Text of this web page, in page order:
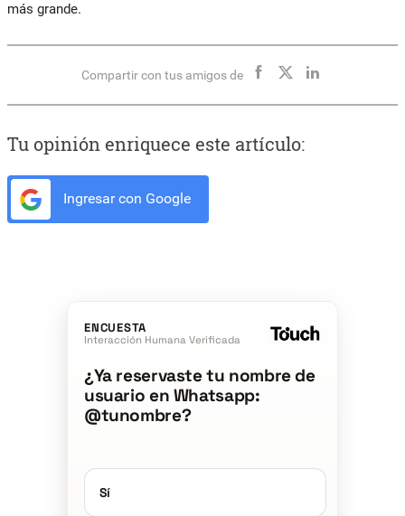
más grande.
Compartir con tus amigos de
Tu opinión enriquece este artículo:
Ingresar con Google
ENCUESTA
Interacción Humana Verificada
¿Ya reservaste tu nombre de
usuario en Whatsapp:
@tunombre?
Sí